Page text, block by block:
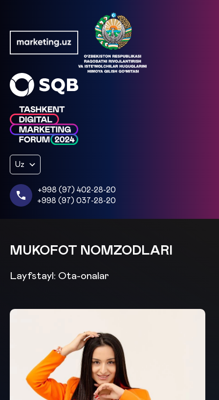
Uz
+998 (97) 402-28-20
+998 (97) 037-28-20
MUKOFOT NOMZODLARI
Layfstayl: Ota-onalar